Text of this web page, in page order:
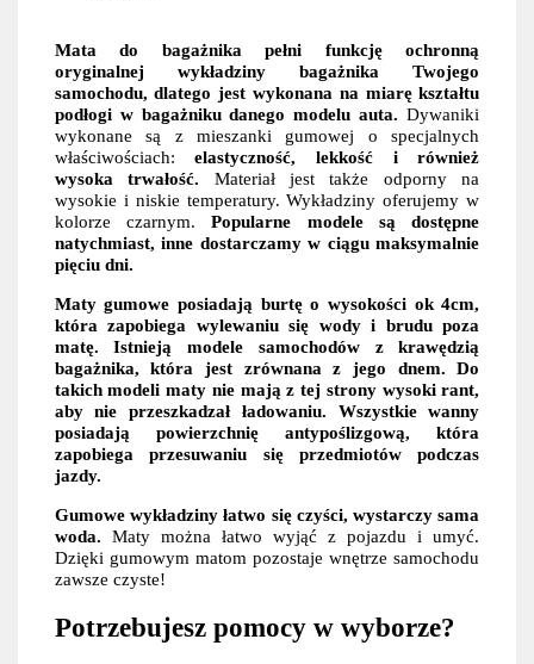
Mata do bagażnika pełni funkcję ochronną
oryginalnej wykładziny bagażnika Twojego
samochodu, dlatego jest wykonana na miarę kształtu
podłogi w bagażniku danego modelu auta. Dywaniki
wykonane są z mieszanki gumowej o specjalnych
właściwościach:elastyczność, lekkość i również
wysoka trwałość. Materiał jest także odporny na
wysokie i niskie temperatury. Wykładziny oferujemy w
kolorze czarnym.Popularne modele są dostępne
natychmiast, inne dostarczamy w ciągu maksymalnie
pięciu dni.
Maty gumowe posiadają burtę o wysokości ok 4cm,
która zapobiega wylewaniu się wody i brudu poza
matę. Istnieją modele samochodów z krawędzią
bagażnika, która jest zrównana z jego dnem. Do
takich modeli maty nie mają z tej strony wysoki rant,
aby nie przeszkadzał ładowaniu. Wszystkie wanny
posiadają powierzchnię antypoślizgową, która
zapobiega przesuwaniu się przedmiotów podczas
jazdy.
Gumowe wykładziny łatwo się czyści, wystarczy sama
woda. Maty można łatwo wyjąć z pojazdu i umyć.
Dzięki gumowym matom pozostaje wnętrze samochodu
zawsze czyste!
Potrzebujesz pomocy w wyborze?